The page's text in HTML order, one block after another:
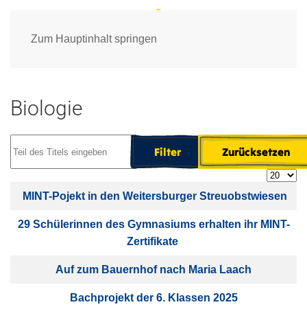
Zum Hauptinhalt springen
Biologie
Filter Zurücksetzen
Titel
MINT-Pojekt in den Weitersburger Streuobstwiesen
29 Schülerinnen des Gymnasiums erhalten ihr MINT-
Zertifikate
Auf zum Bauernhof nach Maria Laach
Bachprojekt der 6. Klassen 2025